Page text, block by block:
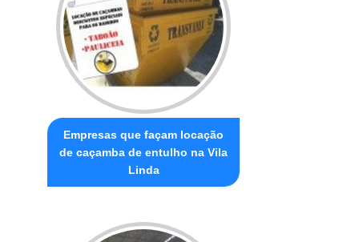
Empresas que façam locação
de caçamba de entulho na Vila
Linda